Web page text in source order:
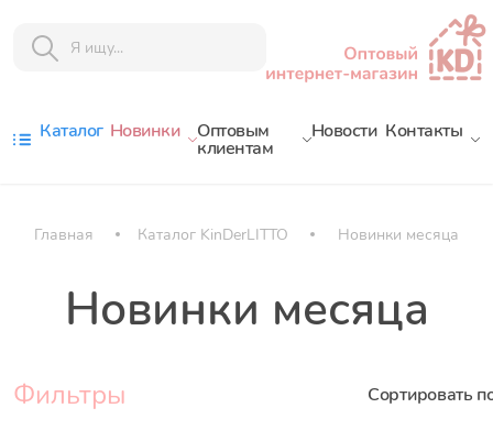
Каталог Новинки Оптовым
клиентам
Новости Контакты
Главная Каталог KinDerLITTO Новинки месяца
Новинки месяца
Фильтры Сортировать